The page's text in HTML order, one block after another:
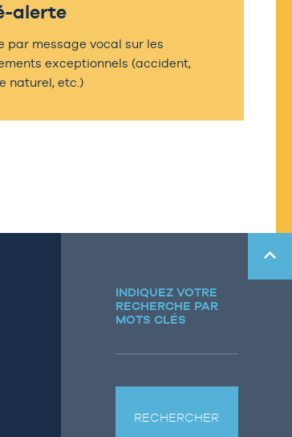
alerte
par message vocal sur les
exceptionnels (accident,
naturel, etc.)
INDIQUEZ VOTRE
RECHERCHE PAR
MOTS CLÉS
RECHERCHER